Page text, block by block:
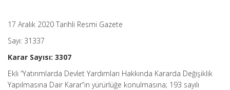
17 Aralık 2020 Tarihli Resmi Gazete
Sayı: 31337
Karar Sayısı: 3307
Ekli “Yatırımlarda Devlet Yardımları Hakkında Kararda Değişiklik
Yapılmasına Dair Karar”ın yürürlüğe konulmasına; 193 sayılı